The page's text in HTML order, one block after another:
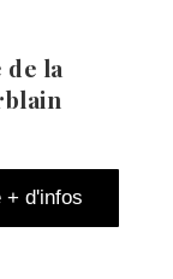
la
+ d'infos